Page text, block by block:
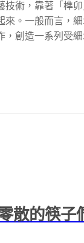
技術，靠著「榫
。一般而言，
創造一系列受
散的筷子